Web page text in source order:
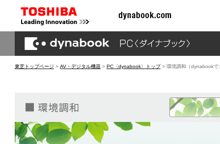
東芝トップページ > AV・デジタル機器 > PC〈dynabook〉トップ> 環境調和（dynabookで